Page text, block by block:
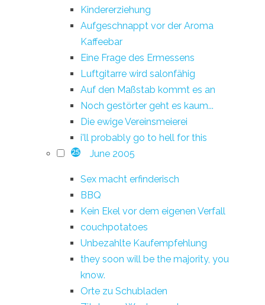
Kindererziehung
Aufgeschnappt vor der Aroma
Kaffeebar
Eine Frage des Ermessens
Luftgitarre wird salonfähig
Auf den Maßstab kommt es an
Noch gestörter geht es kaum...
Die ewige Vereinsmeierei
i'll probably go to hell for this
25 June 2005
Sex macht erfinderisch
BBQ
Kein Ekel vor dem eigenen Verfall
couchpotatoes
Unbezahlte Kaufempfehlung
they soon will be the majority, you
know.
Orte zu Schubladen